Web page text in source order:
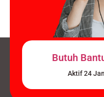
Butuh
Aktif 24